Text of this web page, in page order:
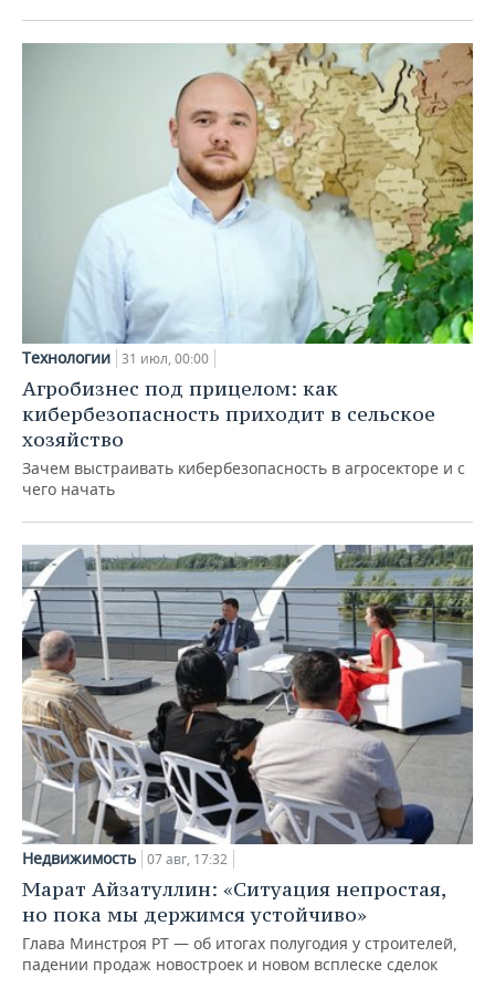
Технологии 31 июл, 00:00
Агробизнес под прицелом: как
кибербезопасность приходит в сельское
хозяйство
Зачем выстраивать кибербезопасность в агросекторе и с
чего начать
Недвижимость 07 авг, 17:32
Марат Айзатуллин: «Ситуация непростая,
но пока мы держимся устойчиво»
Глава Минстроя РТ — об итогах полугодия у строителей,
падении продаж новостроек и новом всплеске сделок